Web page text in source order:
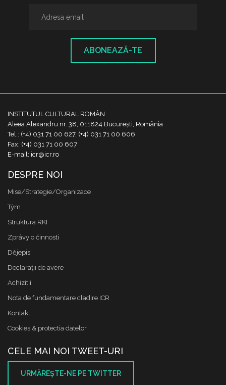
ABONEAZĂ-TE
INSTITUTUL CULTURAL ROMÂN
Aleea Alexandru nr. 38, 011824 București, România
Tel.: (+4) 031 71 00 627, (+4) 031 71 00 606
Fax: (+4) 031 71 00 607
E-mail: icr@icr.ro
DESPRE NOI
Mise/Strategie/Organizace
Tým
Struktura RKI
Zprávy o činnosti
Dějepis
Declaraţii de avere
Achizitii
Nota de fundamentare cladire ICR
Kontakt
Cookies & protectia datelor
CELE MAI NOI TWEET-URI
URMĂREŞTE-NE PE TWITTER